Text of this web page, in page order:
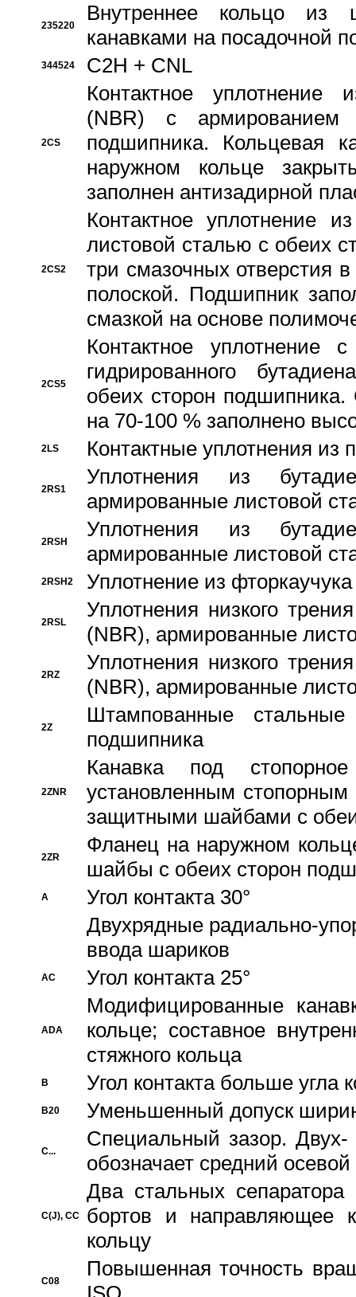
235220
Внутреннее кольцо из
канавками на посадочной
344524 C2H + CNL
2CS
Контактное уплотнение
(NBR) с
подшипника. Кольцевая
наружном кольце
заполнен антизадирной
2CS2
Контактное уплотнение
листовой сталью с обеих
три смазочных отверстия
полоской. Подшипник
смазкой на основе
2CS5
Контактное уплотнение
гидрированного
обеих сторон
на 70-100 % заполнено
2LS Контактные уплотнения из
2RS1
Уплотнения из
армированные листовой
2RSH
Уплотнения из
армированные листовой
2RSH2 Уплотнение из
2RSL
Уплотнения низкого
(NBR), армированные
2RZ
Уплотнения низкого
(NBR), армированные
2Z
Штампованные
подшипника
2ZNR
Канавка под
установленным
защитными шайбами с
2ZR
Фланец на наружном
шайбы с обеих сторон
A
Угол контакта 30°
Двухрядные радиально-
ввода шариков
AC Угол контакта 25°
ADA
Модифицированные
кольце; составное
стяжного кольца
B Угол контакта больше угла
B20 Уменьшенный допуск
C...
Специальный зазор.
обозначает средний
C(J), CC
Два стальных сепаратора
бортов и направляющее
кольцу
C08
Повышенная точность